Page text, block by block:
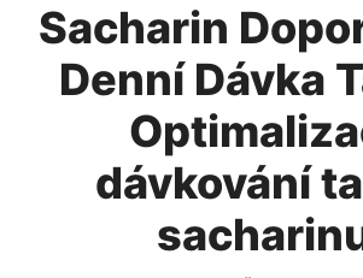
Sacharin
Denní Dávka
dávkování